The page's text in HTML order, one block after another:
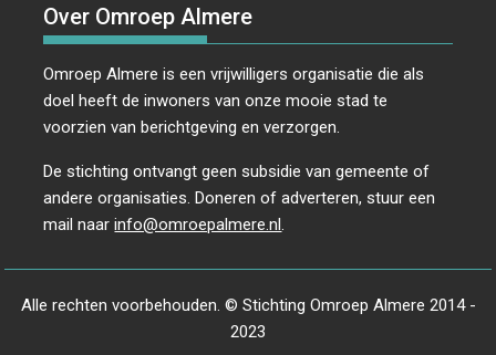
Over Omroep Almere
Omroep Almere is een vrijwilligers organisatie die als
doel heeft de inwoners van onze mooie stad te
voorzien van berichtgeving en verzorgen.
De stichting ontvangt geen subsidie van gemeente of
andere organisaties. Doneren of adverteren, stuur een
mail naarinfo@omroepalmere.nl.
Alle rechten voorbehouden. © Stichting Omroep Almere 2014 -
2023